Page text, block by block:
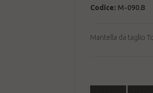
Codice: M-090.B
Mantella da taglio